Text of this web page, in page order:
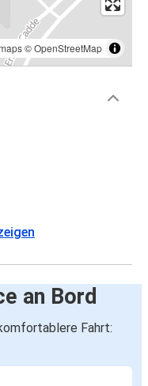
©OpenStreetMap
an Bord
Fahrt: